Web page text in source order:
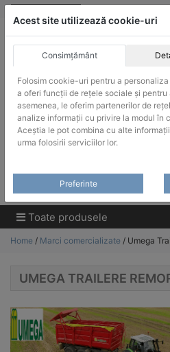
Skip
ACHIZITII PUBLICE
Produsele pot fi achizitionate
Products
Toate produsele
Home / Marci comercializate / Umega
UMEGA TRAILERE
Acest site utilizează cookie-uri
Consimțământ
Folosim cookie-uri pentru a
a oferi funcții de rețele sociale și
asemenea, le oferim partenerilor de
analize informații cu privire la modul în
Aceștia le pot combina cu alte
urma folosirii serviciilor lor.
Preferinte